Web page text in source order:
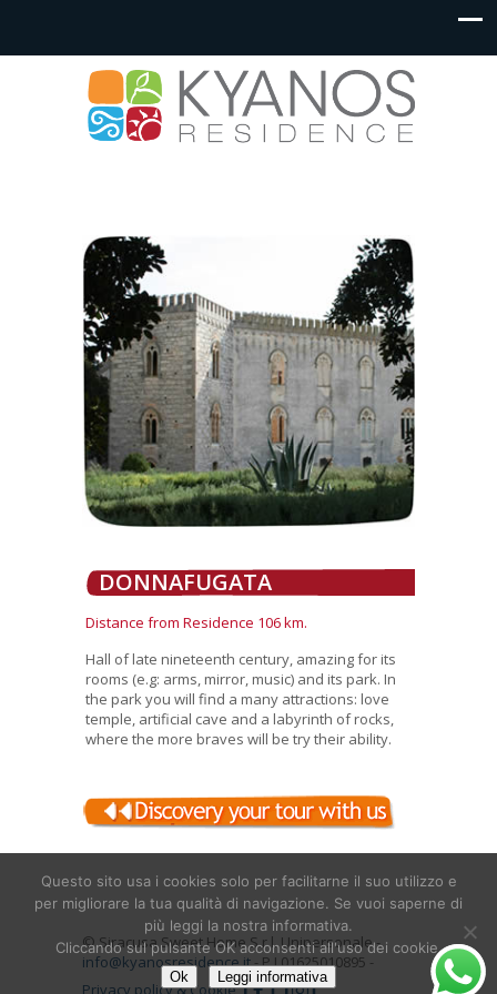
DONNAFUGATA
Distance from Residence 106 km.
Hall of late nineteenth century, amazing for its
rooms (e.g: arms, mirror, music) and its park. In
the park you will find a many attractions: love
temple, artificial cave and a labyrinth of rocks,
where the more braves will be try their ability.
© Siracusa Sweet Home S.r.l. Unipersonale -
info@kyanosresidence.it- P.I.01625010895 -
Privacy policy & Cookie
Questo sito usa i cookies solo per facilitarne il suo utilizzo e
per migliorare la tua qualità di navigazione. Se vuoi saperne di
più leggi la nostra informativa.
Cliccando sul pulsante OK acconsenti all'uso dei cookie.
Ok Leggi informativa